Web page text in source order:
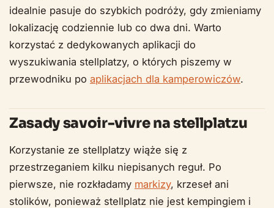
idealnie pasuje do szybkich podróży, gdy zmieniamy
lokalizację codziennie lub co dwa dni. Warto
korzystać z dedykowanych aplikacji do
wyszukiwania stellplatzy, o których piszemy w
przewodniku po aplikacjach dla kamperowiczów.
Zasady savoir-vivre na stellplatzu
Korzystanie ze stellplatzy wiąże się z
przestrzeganiem kilku niepisanych reguł. Po
pierwsze, nie rozkładamy markizy, krzeseł ani
stolików, ponieważ stellplatz nie jest kempingiem i